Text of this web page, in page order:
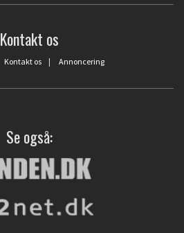
Kontakt os
Kontakt os | Annoncering
Se også: